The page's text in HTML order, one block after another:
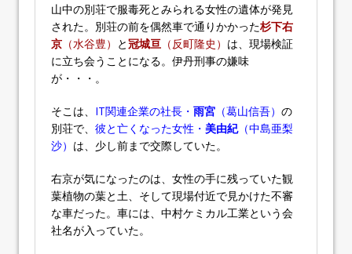
山中の別荘で服毒死とみられる女性の遺体が発見
された。別荘の前を偶然車で通りかかった杉下右
京 （水谷豊） と冠城亘 （反町隆史） は、現場検証
に立ち会うことになる。伊丹刑事の嫌味
が・・・。
そこは、 IT関連企業の社長・ 雨宮 （葛山信吾） の
別荘で、 彼と亡くなった女性・ 美由紀（中島亜梨
沙） は、少し前まで交際していた。
右京が気になったのは、女性の手に残っていた観
葉植物の葉と土、そして現場付近で見かけた不審
な車だった。車には、中村ケミカル工業という会
社名が入っていた。